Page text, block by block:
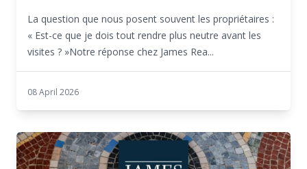
La question que nous posent souvent les propriétaires :
« Est-ce que je dois tout rendre plus neutre avant les
visites ? »Notre réponse chez James Rea...
08 April 2026